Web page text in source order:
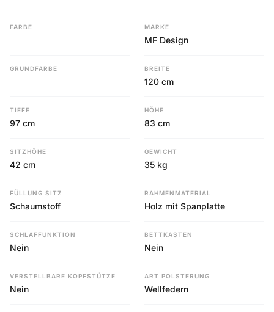
FARBE MARKE
MF Design
GRUNDFARBE BREITE
120 cm
TIEFE
97 cm
HÖHE
83 cm
SITZHÖHE
42 cm
GEWICHT
35 kg
FÜLLUNG SITZ
Schaumstoff
RAHMENMATERIAL
Holz mit Spanplatte
SCHLAFFUNKTION
Nein
BETTKASTEN
Nein
VERSTELLBARE KOPFSTÜTZE
Nein
ART POLSTERUNG
Wellfedern